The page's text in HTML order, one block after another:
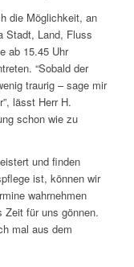
die Möglichkeit, an
Stadt, Land, Fluss
ab 15.45 Uhr
“Sobald der
traurig – sage mir
lässt Herr H.
schon wie zu
und finden
ist, können wir
wahrnehmen
Zeit für uns gönnen.
mal aus dem